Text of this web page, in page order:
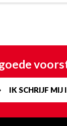
IK SCHRIJF MIJ